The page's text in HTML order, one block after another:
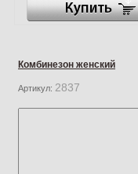
Комбинезон женский
Артикул: 2837